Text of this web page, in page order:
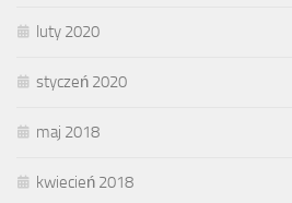
luty 2020
styczeń 2020
maj 2018
kwiecień 2018